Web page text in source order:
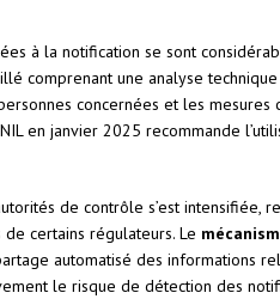
à la notification se sont
comprenant une analyse
concernées et les
en janvier 2025 recommande
de contrôle s’est intensifiée,
de certains régulateurs. Le
automatisé des informations
le risque de détection des